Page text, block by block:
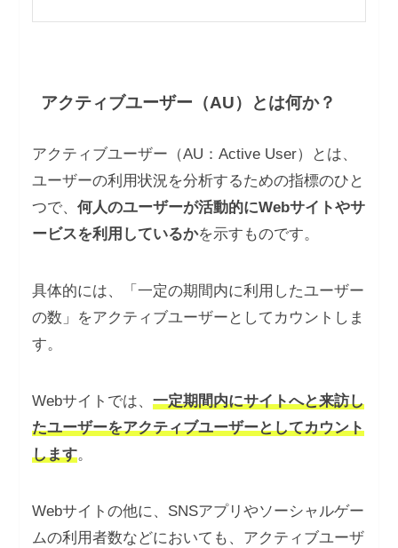
アクティブユーザー（AU）とは何か？
アクティブユーザー（AU：Active User）とは、
ユーザーの利用状況を分析するための指標のひと
つで、 何人のユーザーが活動的にWebサイトやサ
ービスを利用しているかを示すものです。
具体的には、「一定の期間内に利用したユーザー
の数」をアクティブユーザーとしてカウントしま
す。
Webサイトでは、 一定期間内にサイトへと来訪し
たユーザーをアクティブユーザーとしてカウント
します。
Webサイトの他に、SNSアプリやソーシャルゲー
ムの利用者数などにおいても、アクティブユーザ